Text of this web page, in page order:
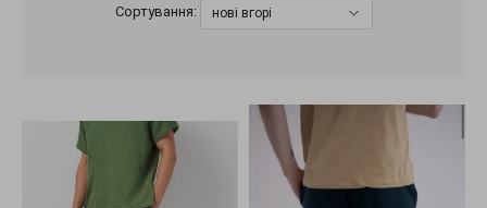
Сортування: нові вгорі